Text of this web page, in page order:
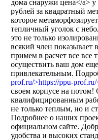
дома снаружи цена</a> у
рублей за квадратный
которое
тепличный уголок с
это не только
всякий член
примем в расчет все все
осуществить ваш дом
привлекательным.
prof.ru/>https://ppu-prof.ru/
своем корпусе на потом!
квалифицированным
не только теплым, но и
Подробнее о наших
официальном сайте.
удобства и высоких